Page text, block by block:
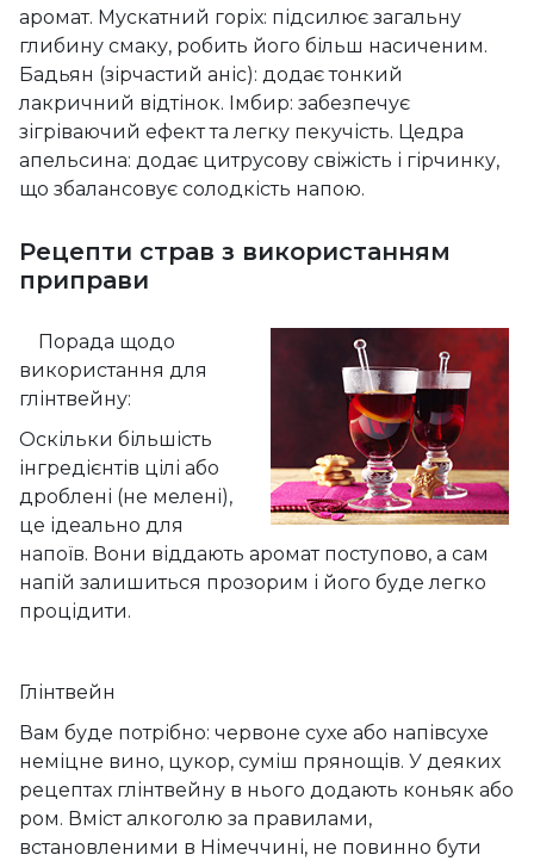
аромат. Мускатний горіх: підсилює загальну
глибину смаку, робить його більш насиченим.
Бадьян (зірчастий аніс): додає тонкий
лакричний відтінок. Імбир: забезпечує
зігріваючий ефект та легку пекучість. Цедра
апельсина: додає цитрусову свіжість і гірчинку,
що збалансовує солодкість напою.
Рецепти страв з використанням
приправи
Порада щодо
використання для
глінтвейну:
Оскільки більшість
інгредієнтів цілі або
дроблені (не мелені),
це ідеально для
напоїв. Вони віддають аромат поступово, а сам
напій залишиться прозорим і його буде легко
процідити.
Глінтвейн
Вам буде потрібно: червоне сухе або напівсухе
неміцне вино, цукор, суміш прянощів. У деяких
рецептах глінтвейну в нього додають коньяк або
ром. Вміст алкоголю за правилами,
встановленими в Німеччині, не повинно бути